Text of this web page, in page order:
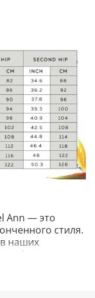
Ann — это
стиля.
наших
и
изящно